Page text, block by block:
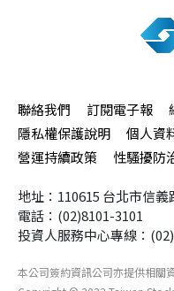
聯絡我們 訂閱電子報
隱私權保護說明
個人資
營運持續政策
性騷擾防
地址：110615 台北市信義
電話：(02)8101-3101
投資人服務中心專線：
本公司簽約資訊公司亦提供相關